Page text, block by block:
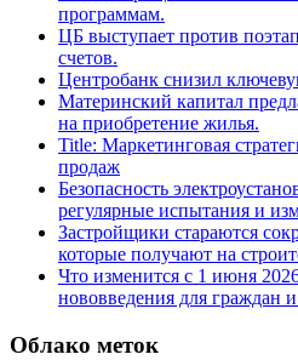
программам.
ЦБ выступает против
счетов.
Центробанк снизил
Материнский капитал
на приобретение жилья.
Title: Маркетинговая
продаж
Безопасность
регулярные испытания и
Застройщики стараются
которые получают на
Что изменится с 1 июня
нововведения для граждан и
Облако меток